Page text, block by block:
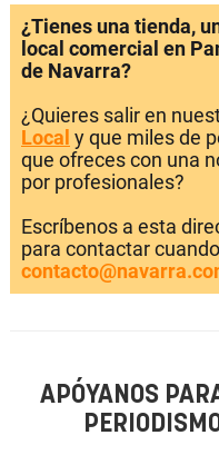
¿Tienes una tienda,
local comercial en
de Navarra?
¿Quieres salir en
Local y que miles de
que ofreces con una
por profesionales?
Escríbenos a esta
para contactar
APÓYANOS